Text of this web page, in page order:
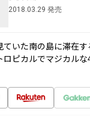
2018.03.29 発売
ていた南の島に滞在
ロピカルでマジカル